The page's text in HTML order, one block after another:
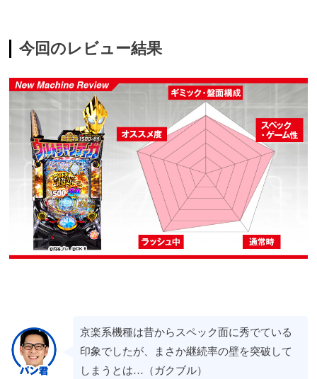
今回のレビュー結果
京楽系機種は昔からスペック面に秀でている
印象でしたが、まさか継続率の壁を突破して
しまうとは…（ガクブル）